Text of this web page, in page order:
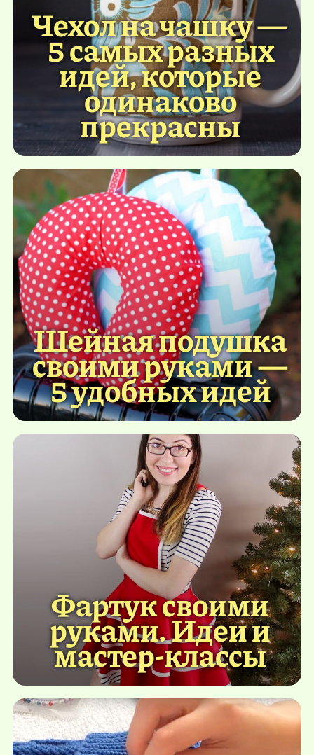
Чехол на чашку —
5 самых разных
идей, которые
одинаково
прекрасны
Шейная подушка
своими руками —
5 удобных идей
Фартук своими
руками. Идеи и
мастер-классы